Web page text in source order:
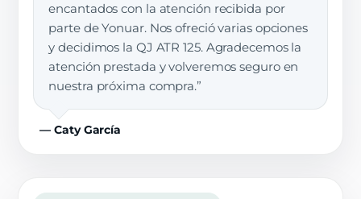
encantados con la atención recibida por
parte de Yonuar. Nos ofreció varias opciones
y decidimos la QJ ATR 125. Agradecemos la
atención prestada y volveremos seguro en
nuestra próxima compra.”
— Caty García